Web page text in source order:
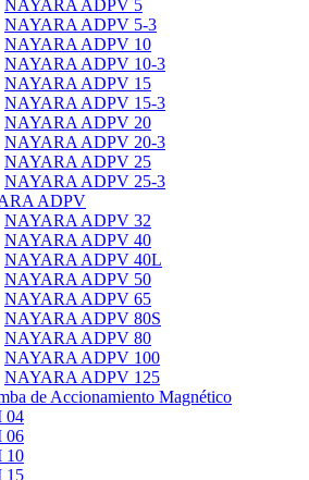
NAYARA ADPV 5
NAYARA ADPV 5-3
NAYARA ADPV 10
NAYARA ADPV 10-3
NAYARA ADPV 15
NAYARA ADPV 15-3
NAYARA ADPV 20
NAYARA ADPV 20-3
NAYARA ADPV 25
NAYARA ADPV 25-3
ADPV
NAYARA ADPV 32
NAYARA ADPV 40
NAYARA ADPV 40L
NAYARA ADPV 50
NAYARA ADPV 65
NAYARA ADPV 80S
NAYARA ADPV 80
NAYARA ADPV 100
NAYARA ADPV 125
de Accionamiento Magnético
04
06
10
15